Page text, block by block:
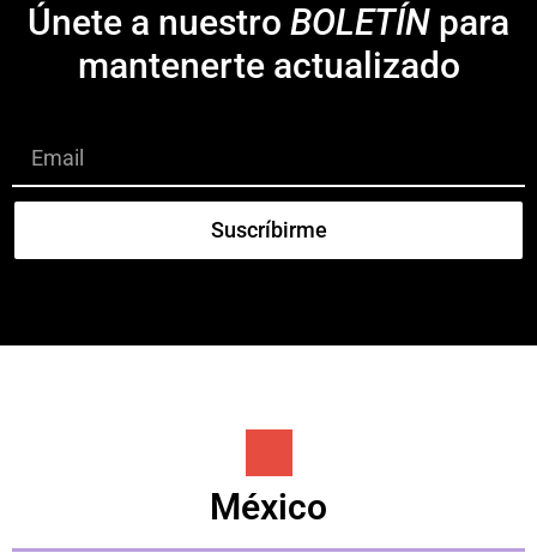
Únete a nuestro BOLETÍN para
mantenerte actualizado
Suscríbirme
México